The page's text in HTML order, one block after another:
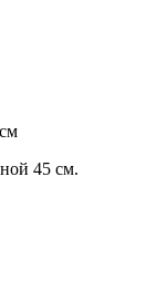
45 см.